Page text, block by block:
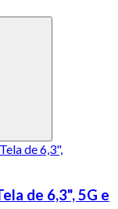
de 6,3", 5G e